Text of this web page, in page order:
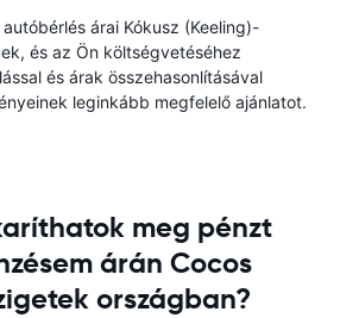
árai Kókusz (Keeling)-
és az Ön költségvetéséhez
és árak összehasonlításával
leginkább megfelelő ajánlatot.
meg pénzt
árán Cocos
országban?